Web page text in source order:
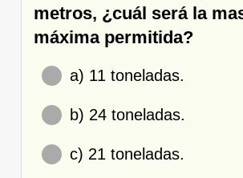
metros, ¿cuál será la
máxima permitida?
a) 11 toneladas.
b) 24 toneladas.
c) 21 toneladas.